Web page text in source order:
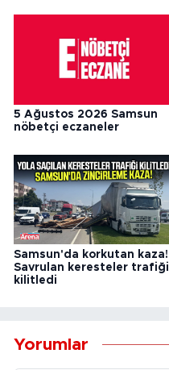
5 Ağustos 2026 Samsun
nöbetçi eczaneler
Samsun'da korkutan kaza!
Savrulan keresteler trafiği
kilitledi
Yorumlar